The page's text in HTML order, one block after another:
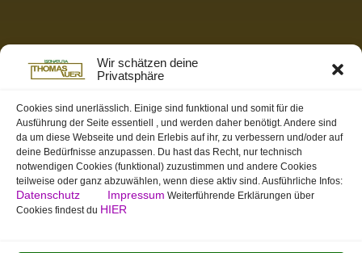
Wir schätzen deine
Privatsphäre
Cookies sind unerlässlich. Einige sind funktional und somit für die
Ausführung der Seite essentiell , und werden daher benötigt. Andere sind
da um diese Webseite und dein Erlebis auf ihr, zu verbessern und/oder auf
deine Bedürfnisse anzupassen. Du hast das Recht, nur technisch
notwendigen Cookies (funktional) zuzustimmen und andere Cookies
teilweise oder ganz abzuwählen, wenn diese aktiv sind. Ausführliche Infos:
Datenschutz Impressum Weiterführende Erklärungen über
Cookies findest du HIER
Partnerseiten / Empfehlungen
K-Wellness – Karin Meier
S&S Informatik GmbH
Ihr Partner für zukunftsorientierte Informatik
Swiss-skymodel
opens your eyes
St. Gallen Info
Dein Tor zur Ostschweiz
tmas.ch